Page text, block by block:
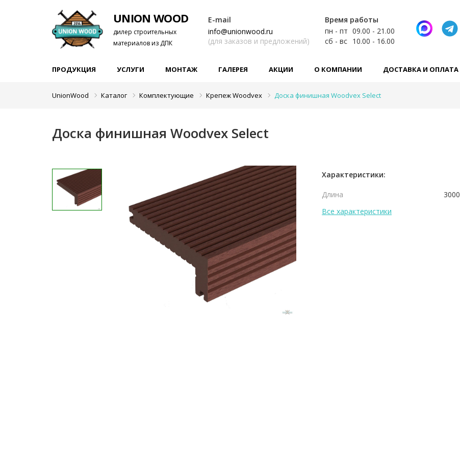
UNION WOOD
дилер строительных
материалов из ДПК
Время работы
пн - пт 09.00 - 21.00
сб - вс 10.00 - 16.00
E-mail
info@unionwood.ru
(для заказов и предложений)
ПРОДУКЦИЯ УСЛУГИ МОНТАЖ ГАЛЕРЕЯ АКЦИИ О КОМПАНИИ ДОСТАВКА И ОПЛАТА
UnionWood Каталог Комплектующие Крепеж Woodvex Доска финишная Woodvex Select
Доска финишная Woodvex Select
Характеристики:
Длина
3000
Все характеристики